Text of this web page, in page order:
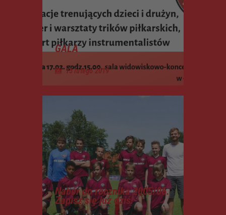
GALA
15 lutego 2019
Nabór do rocznika 2005/06.
Zapisz się juz dziś!